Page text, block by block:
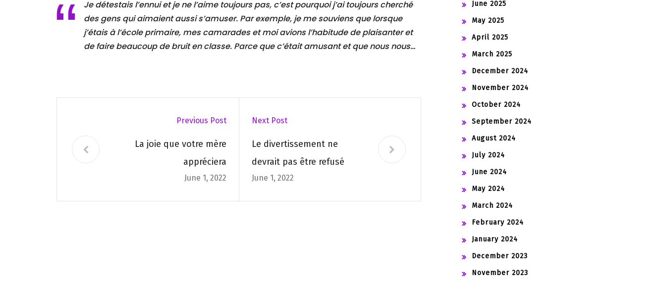
Je détestais l’ennui et je ne l’aime toujours pas, c’est pourquoi j’ai toujours cherché
des gens qui aimaient aussi s’amuser. Par exemple, je me souviens que lorsque
j’étais à l’école primaire, mes camarades et moi avions l’habitude de plaisanter et
de faire beaucoup de bruit en classe. Parce que c’était amusant et que nous nous…
Previous Post
La joie que votre mère
appréciera
June 1, 2022
Next Post
Le divertissement ne
devrait pas être refusé
June 1, 2022
June 2025
May 2025
April 2025
March 2025
December 2024
November 2024
October 2024
September 2024
August 2024
July 2024
June 2024
May 2024
March 2024
February 2024
January 2024
December 2023
November 2023